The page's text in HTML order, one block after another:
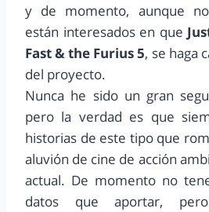
y de momento, aunque
están interesados en que
Fast & the Furius 5, se haga
del proyecto.
Nunca he sido un gran
pero la verdad es que
historias de este tipo que
aluvión de cine de acción
actual. De momento no
datos que aportar,